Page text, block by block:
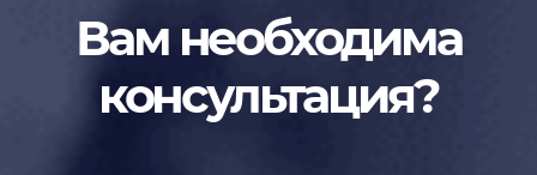
Вам необходима
консультация?